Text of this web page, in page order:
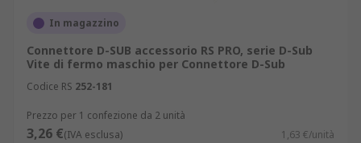
In magazzino
Connettore D-SUB accessorio RS PRO, serie D-Sub
Vite di fermo maschio per Connettore D-Sub
Codice RS 252-181
Prezzo per 1 confezione da 2 unità
3,26 €(IVA esclusa) 1,63 €/unità